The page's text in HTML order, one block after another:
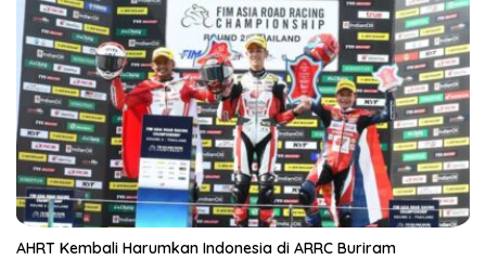
AHRT Kembali Harumkan Indonesia di ARRC Buriram